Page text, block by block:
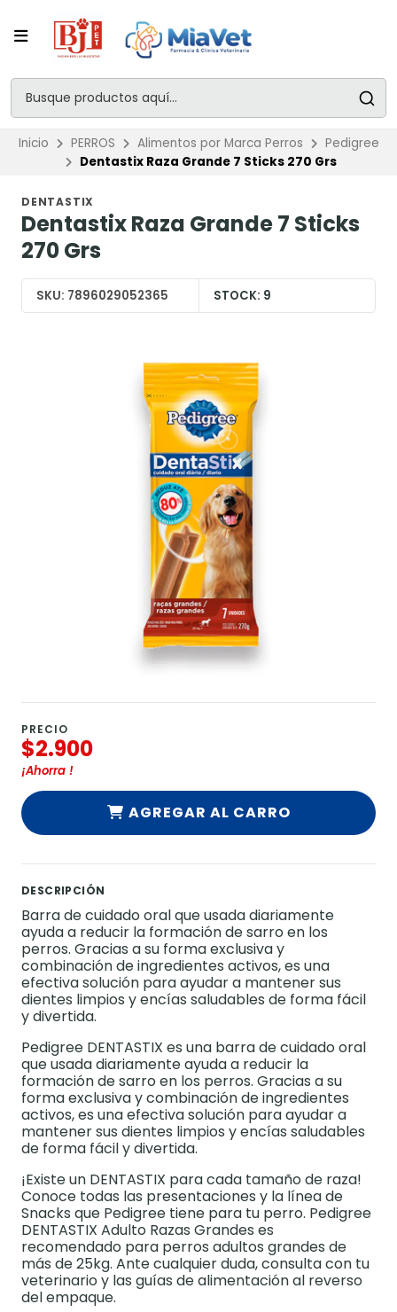
Inicio PERROS Alimentos por Marca Perros
Pedigree
Dentastix Raza Grande 7 Sticks 270 Grs
DENTASTIX
Dentastix Raza Grande 7 Sticks
270 Grs
SKU: 7896029052365 STOCK: 9
PRECIO
$2.900
¡Ahorra !
AGREGAR AL CARRO
DESCRIPCIÓN
Barra de cuidado oral que usada diariamente
ayuda a reducir la formación de sarro en los
perros. Gracias a su forma exclusiva y
combinación de ingredientes activos, es una
efectiva solución para ayudar a mantener sus
dientes limpios y encías saludables de forma fácil
y divertida.
Pedigree DENTASTIX es una barra de cuidado oral
que usada diariamente ayuda a reducir la
formación de sarro en los perros. Gracias a su
forma exclusiva y combinación de ingredientes
activos, es una efectiva solución para ayudar a
mantener sus dientes limpios y encías saludables
de forma fácil y divertida.
¡Existe un DENTASTIX para cada tamaño de raza!
Conoce todas las presentaciones y la línea de
Snacks que Pedigree tiene para tu perro. Pedigree
DENTASTIX Adulto Razas Grandes es
recomendado para perros adultos grandes de
más de 25kg. Ante cualquier duda, consulta con tu
veterinario y las guías de alimentación al reverso
del empaque.